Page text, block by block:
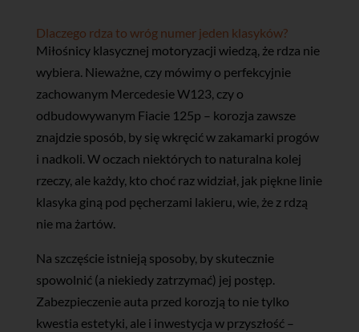
Dlaczego rdza to wróg numer jeden klasyków?
Miłośnicy klasycznej motoryzacji wiedzą, że rdza nie
wybiera. Nieważne, czy mówimy o perfekcyjnie
zachowanym Mercedesie W123, czy o
odbudowywanym Fiacie 125p – korozja zawsze
znajdzie sposób, by się wkręcić w zakamarki progów
i nadkoli. W oczach niektórych to naturalna kolej
rzeczy, ale każdy, kto choć raz widział, jak piękne linie
klasyka giną pod pęcherzami lakieru, wie, że z rdzą
nie ma żartów.
Na szczęście istnieją sposoby, by skutecznie
spowolnić (a niekiedy zatrzymać) jej postęp.
Zabezpieczenie auta przed korozją to nie tylko
kwestia estetyki, ale i inwestycja w przyszłość –